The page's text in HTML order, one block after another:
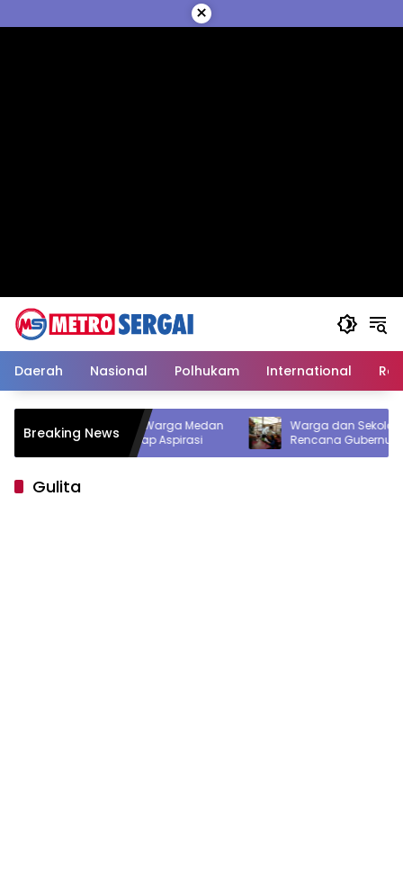
ke
×
Daerah Nasional Polhukam International
Breaking News
Warga Medan
Serap Aspirasi
Warga dan Sekolah Sambut
Rencana Gubernur Bobby Bangun
Negeri Lasara di Nias Utara
Gulita